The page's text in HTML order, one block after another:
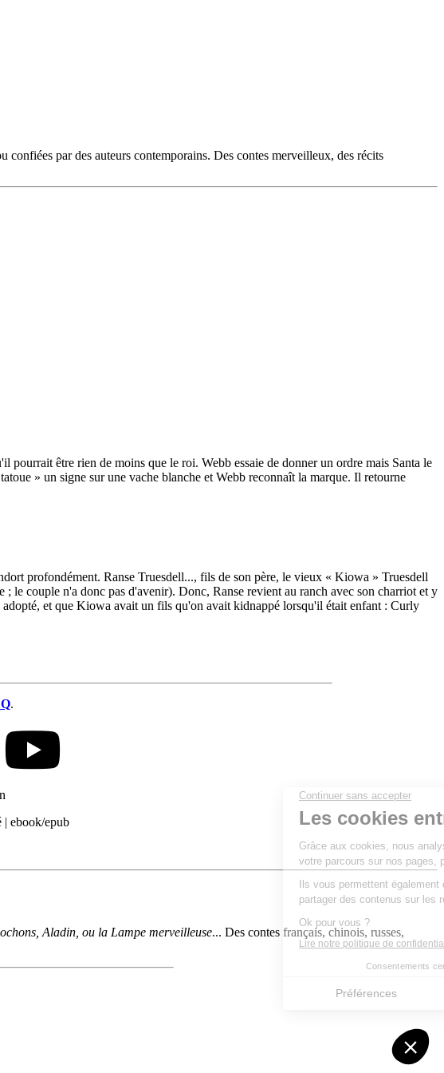
par des auteurs contemporains. Des contes merveilleux, des récits
pourrait être rien de moins que le roi. Webb essaie de donner un ordre mais Santa le
» un signe sur une vache blanche et Webb reconnaît la marque. Il retourne
profondément. Ranse Truesdell..., fils de son père, le vieux « Kiowa » Truesdell
le couple n'a donc pas d'avenir). Donc, Ranse revient au ranch avec son charriot et y
et que Kiowa avait un fils qu'on avait kidnappé lorsqu'il était enfant : Curly
.
ebook/epub
Aladin, ou la Lampe merveilleuse... Des contes français, chinois, russes,